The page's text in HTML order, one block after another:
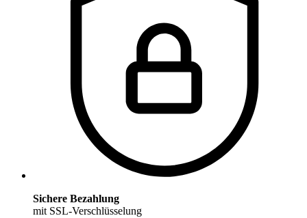
Sichere Bezahlung
mit SSL-Verschlüsselung